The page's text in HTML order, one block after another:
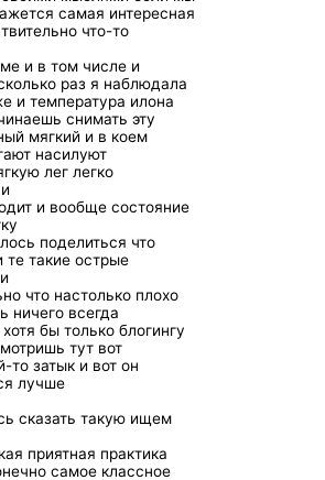
самая интересная
что-то
и в том числе и
раз я наблюдала
и температура илона
снимать эту
мягкий и в коем
насилуют
лег легко
и вообще состояние
поделиться что
такие острые
что настолько плохо
ничего всегда
бы только блогингу
тут вот
то затык и вот он
лучше
сказать такую ищем
приятная практика
самое классное